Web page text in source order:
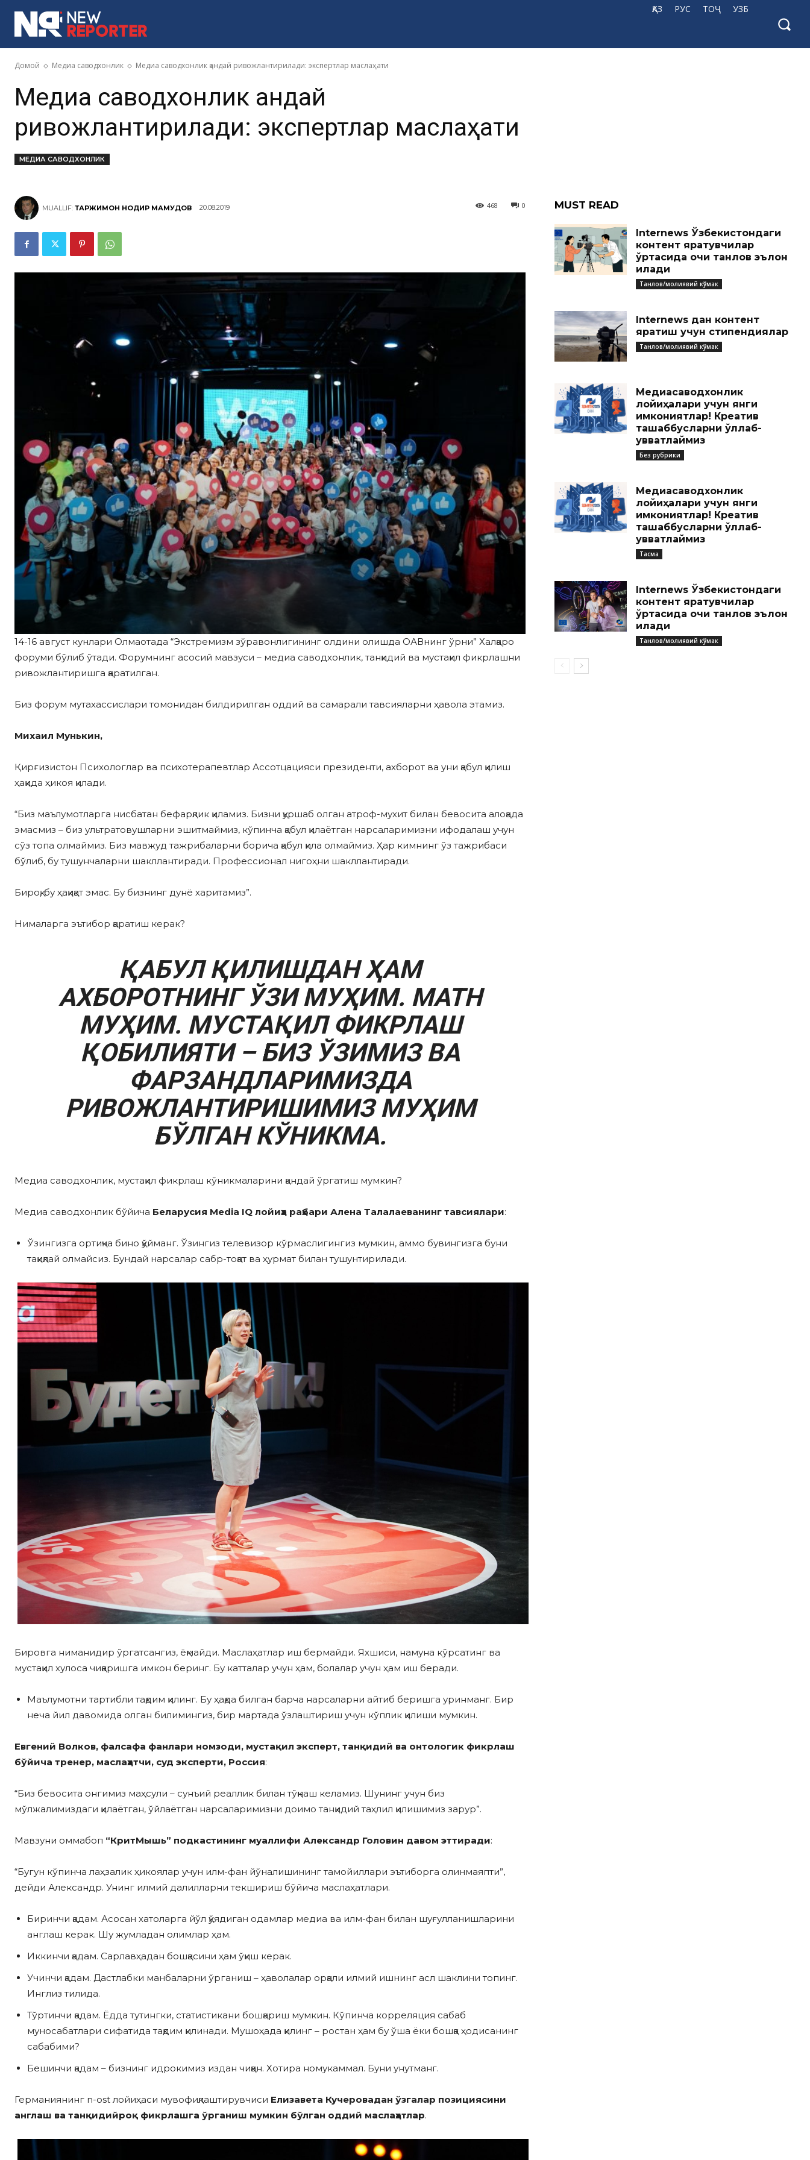
ҚАЗ РУС ТОҶ УЗБ
Домой Медиа саводхонлик Медиа саводхонлик қандай ривожлантирилади: экспертлар маслаҳати
Медиа саводхонлик қандай
ривожлантирилади: экспертлар маслаҳати
МЕДИА САВОДХОНЛИК
MUALLIF: ТАРЖИМОН НОДИР МАҲМУДОВ 20.08.2019 0
468
14-16 август кунлари Олмаотада “Экстремизм зўравонлигининг олдини олишда ОАВнинг ўрни” Халқаро
форуми бўлиб ўтади. Форумнинг асосий мавзуси – медиа саводхонлик, танқидий ва мустақил фикрлашни
ривожлантиришга қаратилган.
Биз форум мутахассислари томонидан билдирилган оддий ва самарали тавсияларни ҳавола этамиз.
Михаил Мунькин,
Қирғизистон Психологлар ва психотерапевтлар Ассотцацияси президенти, ахборот ва уни қабул қилиш
ҳақида ҳикоя қилади.
“Биз маълумотларга нисбатан бефарқлик қиламиз. Бизни қуршаб олган атроф-мухит билан бевосита алоқада
эмасмиз – биз ультратовушларни эшитмаймиз, кўпинча қабул қилаётган нарсаларимизни ифодалаш учун
сўз топа олмаймиз. Биз мавжуд тажрибаларни борича қабул қила олмаймиз. Ҳар кимнинг ўз тажрибаси
бўлиб, бу тушунчаларни шакллантиради. Профессионал нигоҳни шакллантиради.
Бироқ, бу ҳақиқат эмас. Бу бизнинг дунё харитамиз”.
Нималарга эътибор қаратиш керак?
ҚАБУЛ ҚИЛИШДАН ҲАМ
АХБОРОТНИНГ ЎЗИ МУҲИМ. МАТН
МУҲИМ. МУСТАҚИЛ ФИКРЛАШ
ҚОБИЛИЯТИ – БИЗ ЎЗИМИЗ ВА
ФАРЗАНДЛАРИМИЗДА
РИВОЖЛАНТИРИШИМИЗ МУҲИМ
БЎЛГАН КЎНИКМА.
Медиа саводхонлик, мустақил фикрлаш кўникмаларини қандай ўргатиш мумкин?
Медиа саводхонлик бўйича Беларусия Media IQ лойиҳа раҳбари Алена Талалаеванинг тавсиялари:
Ўзингизга ортиқча бино қўйманг. Ўзингиз телевизор кўрмаслигингиз мумкин, аммо бувингизга буни
тақиқлай олмайсиз. Бундай нарсалар сабр-тоқат ва ҳурмат билан тушунтирилади.
Бировга ниманидир ўргатсангиз, ёқмайди. Маслаҳатлар иш бермайди. Яхшиси, намуна кўрсатинг ва
мустақил хулоса чиқаришга имкон беринг. Бу катталар учун ҳам, болалар учун ҳам иш беради.
Маълумотни тартибли тақдим қилинг. Бу ҳақда билган барча нарсаларни айтиб беришга уринманг. Бир
неча йил давомида олган билимингиз, бир мартада ўзлаштириш учун кўплик қилиши мумкин.
Евгений Волков, фалсафа фанлари номзоди, мустақил эксперт, танқидий ва онтологик фикрлаш
бўйича тренер, маслаҳатчи, суд эксперти, Россия:
“Биз бевосита онгимиз маҳсули – сунъий реаллик билан тўқнаш келамиз. Шунинг учун биз
мўлжалимиздаги қилаётган, ўйлаётган нарсаларимизни доимо танқидий таҳлил қилишимиз зарур”.
Мавзуни оммабоп “КритМышь” подкастининг муаллифи Александр Головин давом эттиради:
“Бугун кўпинча лаҳзалик ҳикоялар учун илм-фан йўналишининг тамойиллари эътиборга олинмаяпти”,
дейди Александр. Унинг илмий далилларни текшириш бўйича маслаҳатлари.
Биринчи қадам. Асосан хатоларга йўл қўядиган одамлар медиа ва илм-фан билан шуғулланишларини
англаш керак. Шу жумладан олимлар ҳам.
Иккинчи қадам. Сарлавҳадан бошқасини ҳам ўқиш керак.
Учинчи қадам. Дастлабки манбаларни ўрганиш – ҳаволалар орқали илмий ишнинг асл шаклини топинг.
Инглиз тилида.
Тўртинчи қадам. Ёдда тутингки, статистикани бошқариш мумкин. Кўпинча корреляция сабаб
муносабатлари сифатида тақдим қилинади. Мушоҳада қилинг – ростан ҳам бу ўша ёки бошқа ҳодисанинг
сабабими?
Бешинчи қадам – бизнинг идрокимиз издан чиққан. Хотира номукаммал. Буни унутманг.
Германиянинг n-ost лойиҳаси мувофиқлаштирувчиси Елизавета Кучеровадан ўзгалар позициясини
англаш ва танқидийроқ фикрлашга ўрганиш мумкин бўлган оддий маслаҳатлар.
MUST READ
Internews Ўзбекистондаги
контент яратувчилар
ўртасида очиқ танлов эълон
қилади
Танлов/молиявий кўмак
Internews дан контент
яратиш учун стипендиялар
Танлов/молиявий кўмак
Медиасаводхонлик
лойиҳалари учун янги
имкониятлар! Креатив
ташаббусларни қўллаб-
қувватлаймиз
Без рубрики
Медиасаводхонлик
лойиҳалари учун янги
имкониятлар! Креатив
ташаббусларни қўллаб-
қувватлаймиз
Тасма
Internews Ўзбекистондаги
контент яратувчилар
ўртасида очиқ танлов эълон
қилади
Танлов/молиявий кўмак